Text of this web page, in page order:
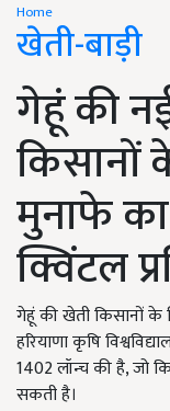
Home
खेती-बाड़ी
गेहूं की
मुनाफे
क्विंटल
गेहूं की खेती किसानों के
हरियाणा कृषि
1402 लॉन्च की है, जो
सकती है।